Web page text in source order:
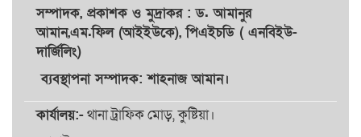
সম্পাদক, প্রকাশকওমুদ্রাকর: ড. আমানুর
আমান,এম.ফিল (আইইউকে), পিএইচডি ( এনবিইউ-
দার্জিলিং)
ব্যবস্থাপনা সম্পাদক: শাহনাজ আমান।
কার্যালয়:-থানা ট্রাফিক মোড়, কুষ্টিয়া।